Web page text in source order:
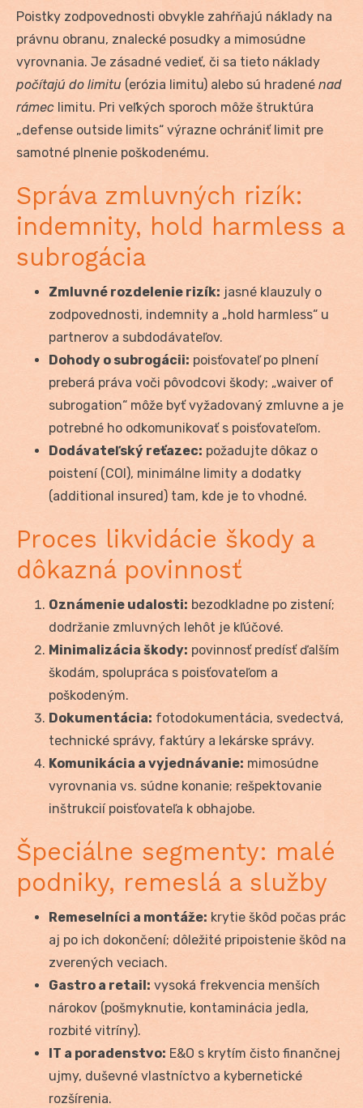
Poistky zodpovednosti obvykle zahŕňajú náklady na
právnu obranu, znalecké posudky a mimosúdne
vyrovnania. Je zásadné vedieť, či sa tieto náklady
počítajú do limitu (erózia limitu) alebo sú hradené nad
rámec limitu. Pri veľkých sporoch môže štruktúra
„defense outside limits“ výrazne ochrániť limit pre
samotné plnenie poškodenému.
Správa zmluvných rizík:
indemnity, hold harmless a
subrogácia
Zmluvné rozdelenie rizík: jasné klauzuly o
zodpovednosti, indemnity a „hold harmless“ u
partnerov a subdodávateľov.
Dohody o subrogácii: poisťovateľ po plnení
preberá práva voči pôvodcovi škody; „waiver of
subrogation“ môže byť vyžadovaný zmluvne a je
potrebné ho odkomunikovať s poisťovateľom.
Dodávateľský reťazec: požadujte dôkaz o
poistení (COI), minimálne limity a dodatky
(additional insured) tam, kde je to vhodné.
Proces likvidácie škody a
dôkazná povinnosť
Oznámenie udalosti: bezodkladne po zistení;
dodržanie zmluvných lehôt je kľúčové.
Minimalizácia škody: povinnosť predísť ďalším
škodám, spolupráca s poisťovateľom a
poškodeným.
Dokumentácia: fotodokumentácia, svedectvá,
technické správy, faktúry a lekárske správy.
Komunikácia a vyjednávanie: mimosúdne
vyrovnania vs. súdne konanie; rešpektovanie
inštrukcií poisťovateľa k obhajobe.
Špeciálne segmenty: malé
podniky, remeslá a služby
Remeselníci a montáže: krytie škôd počas prác
aj po ich dokončení; dôležité pripoistenie škôd na
zverených veciach.
Gastro a retail: vysoká frekvencia menších
nárokov (pošmyknutie, kontaminácia jedla,
rozbité vitríny).
IT a poradenstvo: E&O s krytím čisto finančnej
ujmy, duševné vlastníctvo a kybernetické
rozšírenia.